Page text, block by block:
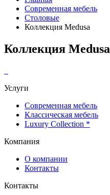
Современная мебель
Столовые
Коллекция Medusa
Коллекция Medusa
Услуги
Современная мебель
Классическая мебель
Luxury Collection *
Компания
О компании
Контакты
Контакты